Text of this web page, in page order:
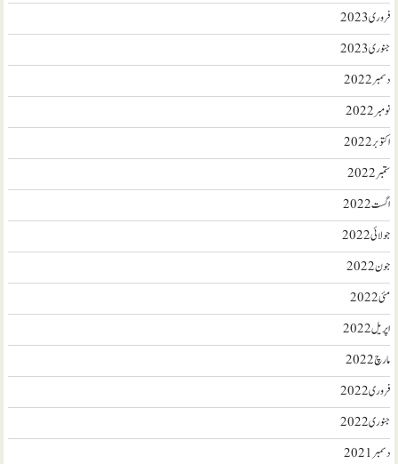
فروری 2023
جنوری 2023
دسمبر 2022
نومبر 2022
اکتوبر 2022
ستمبر 2022
اگست 2022
جولائی 2022
جون 2022
مئی 2022
اپریل 2022
مارچ 2022
فروری 2022
جنوری 2022
دسمبر 2021